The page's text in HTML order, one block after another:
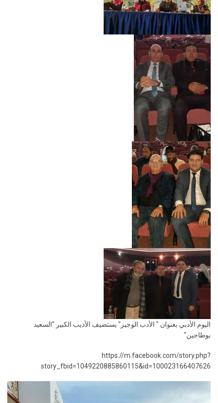
اليوم الأدبي بعنوان " الأدب الوجيز" يستضيف الأديب الكبير "السعيد
بوطاجين"
https://m.facebook.com/story.php?
story_fbid=1049220885860115&id=100023166407626